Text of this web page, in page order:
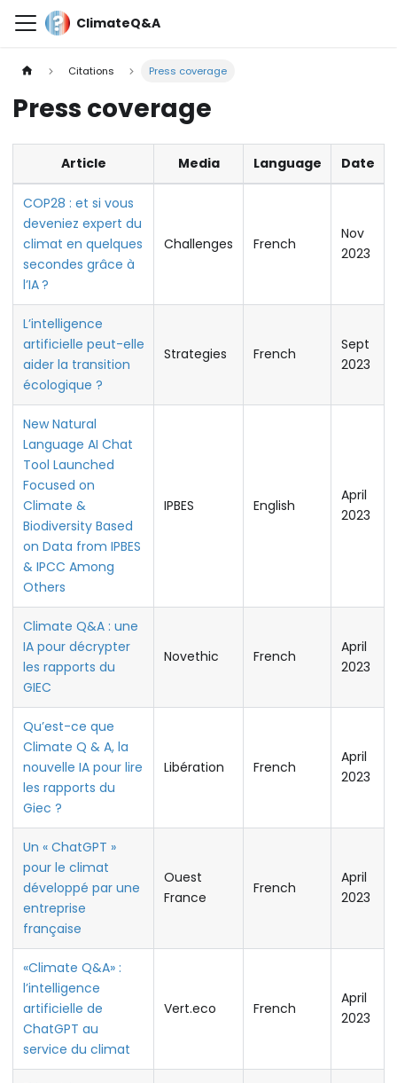
ClimateQ&A
Citations Press coverage
Press coverage
Article Media Language Date
COP28 : et si vous
deveniez expert du
climat en quelques
secondes grâce à
l’IA ?
Challenges French
Nov
2023
L’intelligence
artificielle peut-elle
aider la transition
écologique ?
Strategies French
Sept
2023
New Natural
Language AI Chat
Tool Launched
Focused on
Climate &
Biodiversity Based
on Data from IPBES
& IPCC Among
Others
IPBES English
April
2023
Climate Q&A : une
IA pour décrypter
les rapports du
GIEC
Novethic French
April
2023
Qu’est-ce que
Climate Q & A, la
nouvelle IA pour lire
les rapports du
Giec ?
Libération French
April
2023
Un « ChatGPT »
pour le climat
développé par une
entreprise
française
Ouest
France
French
April
2023
«Climate Q&A» :
l’intelligence
artificielle de
ChatGPT au
service du climat
Vert.eco French
April
2023